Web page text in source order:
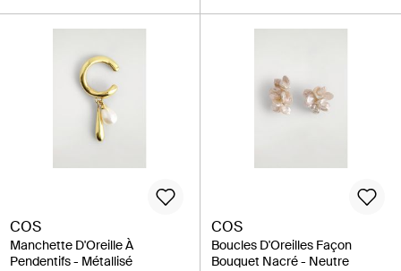
COS
Manchette D'Oreille À
Pendentifs - Métallisé
COS
Boucles D'Oreilles Façon
Bouquet Nacré - Neutre